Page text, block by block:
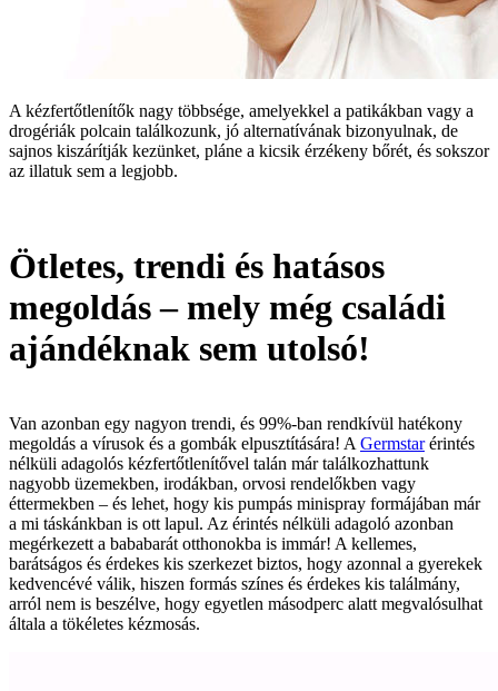
A kézfertőtlenítők nagy többsége, amelyekkel a patikákban vagy a
drogériák polcain találkozunk, jó alternatívának bizonyulnak, de
sajnos kiszárítják kezünket, pláne a kicsik érzékeny bőrét, és sokszor
az illatuk sem a legjobb.
Ötletes, trendi és hatásos
megoldás – mely még családi
ajándéknak sem utolsó!
Van azonban egy nagyon trendi, és 99%-ban rendkívül hatékony
megoldás a vírusok és a gombák elpusztítására! A Germstarérintés
nélküli adagolós kézfertőtlenítővel talán már találkozhattunk
nagyobb üzemekben, irodákban, orvosi rendelőkben vagy
éttermekben – és lehet, hogy kis pumpás minispray formájában már
a mi táskánkban is ott lapul. Az érintés nélküli adagoló azonban
megérkezett a bababarát otthonokba is immár! A kellemes,
barátságos és érdekes kis szerkezet biztos, hogy azonnal a gyerekek
kedvencévé válik, hiszen formás színes és érdekes kis találmány,
arról nem is beszélve, hogy egyetlen másodperc alatt megvalósulhat
általa a tökéletes kézmosás.